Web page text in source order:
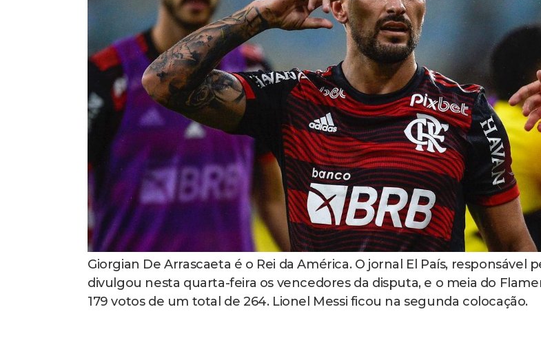
Giorgian De Arrascaeta é o Rei da América. O jornal El País, responsável
divulgou nesta quarta-feira os vencedores da disputa, e o meia do
179 votos de um total de 264. Lionel Messi ficou na segunda colocação.